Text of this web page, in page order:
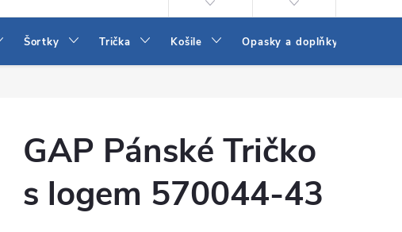
Šortky Trička Košile Opasky a doplňky
GAP Pánské Tričko
s logem 570044-43